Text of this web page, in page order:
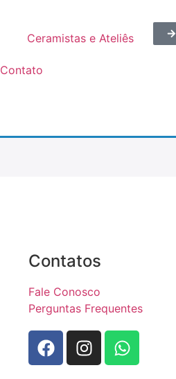
Ceramistas e Ateliês
Contato
Contatos
Fale Conosco
Perguntas Frequentes